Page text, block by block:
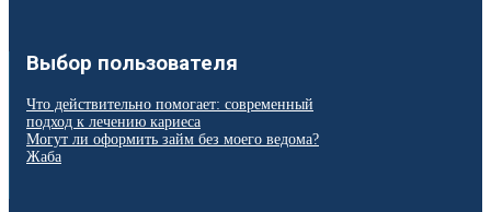
Выбор пользователя
Что действительно помогает: современный
подход к лечению кариеса
Могут ли оформить займ без моего ведома?
Жаба